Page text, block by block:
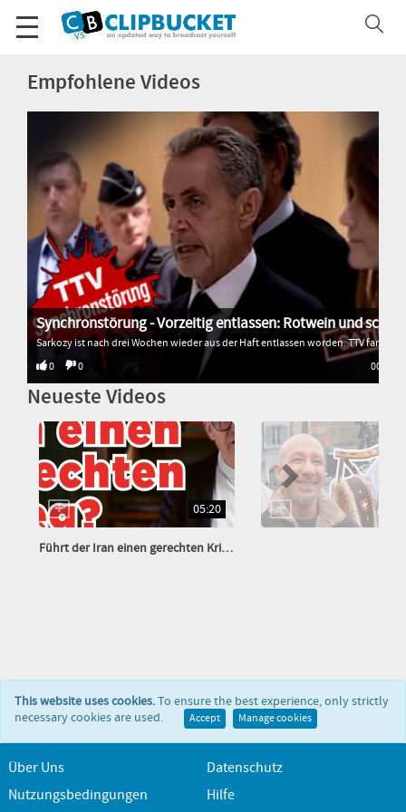
Empfohlene Videos
0
0 00:33
Neueste Videos
05:20
Führt der Iran einen gerechten Krieg?
This website uses cookies.To ensure the best experience, only strictly
necessary cookies are used.
Accept Manage cookies
Über Uns
Datenschutz
Nutzungsbedingungen
Hilfe